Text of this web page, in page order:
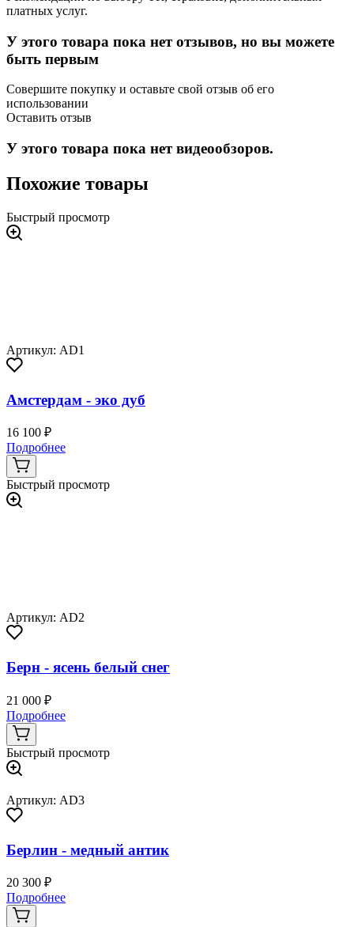
платных услуг.
У этого товара пока нет отзывов, но вы можете
быть первым
Совершите покупку и оставьте свой отзыв об его
использовании
Оставить отзыв
У этого товара пока нет видеообзоров.
Похожие товары
Быстрый просмотр
Артикул: AD1
Амстердам - эко дуб
16 100 ₽
Подробнее
Быстрый просмотр
Артикул: AD2
Берн - ясень белый снег
21 000 ₽
Подробнее
Быстрый просмотр
Артикул: AD3
Берлин - медный антик
20 300 ₽
Подробнее